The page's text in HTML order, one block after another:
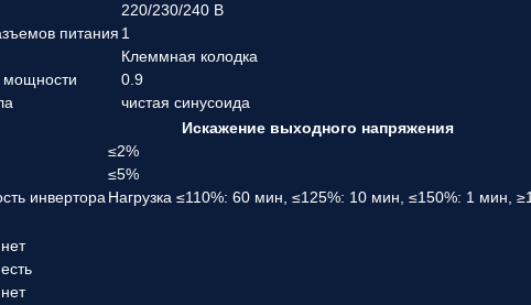
220/230/240 В
питания 1
Клеммная колодка
0.9
чистая синусоида
Искажение выходного напряжения
≤2%
≤5%
инвертора Нагрузка ≤110%: 60 мин, ≤125%: 10 мин, ≤150%: 1 мин,
нет
есть
нет